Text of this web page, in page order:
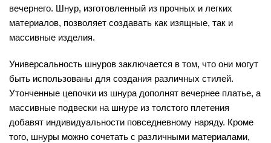
вечернего. Шнур, изготовленный из прочных и легких
материалов, позволяет создавать как изящные, так и
массивные изделия.
Универсальность шнуров заключается в том, что они могут
быть использованы для создания различных стилей.
Утонченные цепочки из шнура дополнят вечернее платье, а
массивные подвески на шнуре из толстого плетения
добавят индивидуальности повседневному наряду. Кроме
того, шнуры можно сочетать с различными материалами,